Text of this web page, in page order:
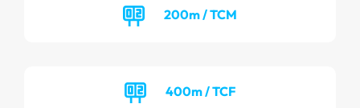
200m / TCM
400m / TCF